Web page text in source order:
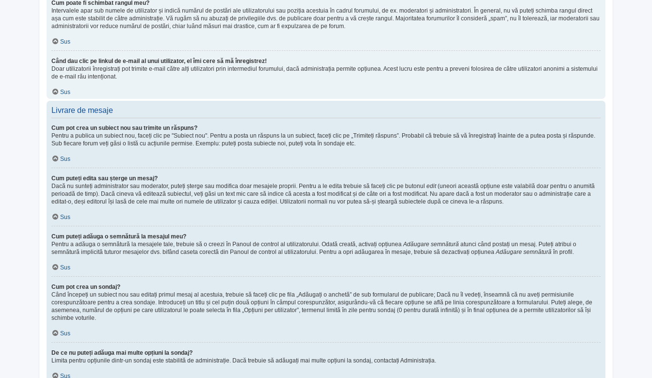
Cum poate fi schimbat rangul meu?
Intervalele apar sub numele de utilizator și indică numărul de postări ale utilizatorului sau poziția acestuia în cadrul forumului, de ex. moderatori și administratori. În general, nu vă puteți schimba rangul direct
așa cum este stabilit de către administrație. Vă rugăm să nu abuzați de privilegiile dvs. de publicare doar pentru a vă crește rangul. Majoritatea forumurilor îl consideră „spam”, nu îl tolerează, iar moderatorii sau
administratorii vor reduce numărul de postări, chiar luând măsuri mai drastice, cum ar fi expulzarea de pe forum.
Sus
Când dau clic pe linkul de e-mail al unui utilizator, el îmi cere să mă înregistrez!
Doar utilizatorii înregistrați pot trimite e-mail către alți utilizatori prin intermediul forumului, dacă administrația permite opțiunea. Acest lucru este pentru a preveni folosirea de către utilizatori anonimi a sistemului
de e-mail rău intenționat.
Sus
Livrare de mesaje
Cum pot crea un subiect nou sau trimite un răspuns?
Pentru a publica un subiect nou, faceți clic pe "Subiect nou". Pentru a posta un răspuns la un subiect, faceți clic pe „Trimiteți răspuns”. Probabil că trebuie să vă înregistrați înainte de a putea posta și răspunde.
Sub fiecare forum veți găsi o listă cu acțiunile permise. Exemplu: puteți posta subiecte noi, puteți vota în sondaje etc.
Sus
Cum puteți edita sau șterge un mesaj?
Dacă nu sunteți administrator sau moderator, puteți șterge sau modifica doar mesajele proprii. Pentru a le edita trebuie să faceți clic pe butonul edit(uneori această opțiune este valabilă doar pentru o anumită
perioadă de timp). Dacă cineva vă editează subiectul, veți găsi un text mic care să indice că acesta a fost modificat și de câte ori a fost modificat. Nu apare dacă a fost un moderator sau o administrație care a
editat-o, deși editorul își lasă de cele mai multe ori numele de utilizator și cauza ediției. Utilizatorii normali nu vor putea să-și șteargă subiectele după ce cineva le-a răspuns.
Sus
Cum puteți adăuga o semnătură la mesajul meu?
Pentru a adăuga o semnătură la mesajele tale, trebuie să o creezi în Panoul de control al utilizatorului. Odată creată, activați opțiunea Adăugare semnătură atunci când postați un mesaj. Puteți atribui o
semnătură implicită tuturor mesajelor dvs. bifând caseta corectă din Panoul de control al utilizatorului. Pentru a opri adăugarea în mesaje, trebuie să dezactivați opțiunea Adăugare semnătură în profil.
Sus
Cum pot crea un sondaj?
Când începeți un subiect nou sau editați primul mesaj al acestuia, trebuie să faceți clic pe fila „Adăugați o anchetă” de sub formularul de publicare; Dacă nu îl vedeți, înseamnă că nu aveți permisiunile
corespunzătoare pentru a crea sondaje. Introduceți un titlu și cel puțin două opțiuni în câmpul corespunzător, asigurându-vă că fiecare opțiune se află pe linia corespunzătoare a formularului. Puteți alege, de
asemenea, numărul de opțiuni pe care utilizatorul le poate selecta în fila „Opțiuni per utilizator”, termenul limită în zile pentru sondaj (0 pentru durată infinită) și în final opțiunea de a permite utilizatorilor să își
schimbe voturile.
Sus
De ce nu puteți adăuga mai multe opțiuni la sondaj?
Limita pentru opțiunile dintr-un sondaj este stabilită de administrație. Dacă trebuie să adăugați mai multe opțiuni la sondaj, contactați Administrația.
Sus